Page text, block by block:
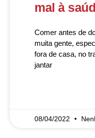
mal à
Comer antes de
muita gente,
fora de casa, no
jantar
08/04/2022